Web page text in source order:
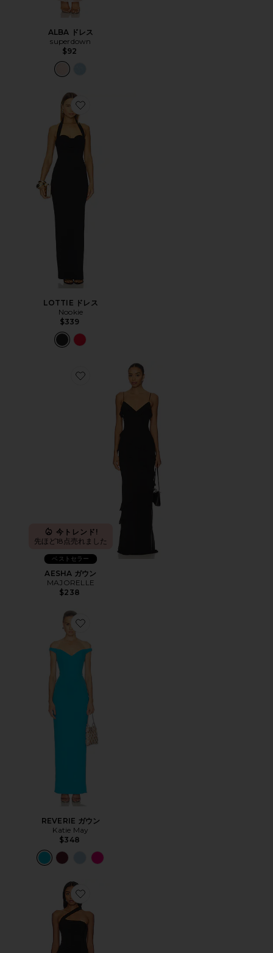
ALBA ドレス
superdown
$92
Favorite LOTTIE ドレス
LOTTIE ドレス
Nookie
$339
Favorite AESHA ガウン
今トレンド!
先ほど18点売れました
ベストセラー
AESHA ガウン
MAJORELLE
$238
Favorite REVERIE ガウン
REVERIE ガウン
Katie May
$348
Favorite ALBA ガウン